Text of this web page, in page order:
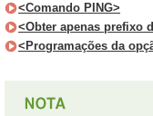
<Comando PING>
<Obter apenas prefixo
<Programações da